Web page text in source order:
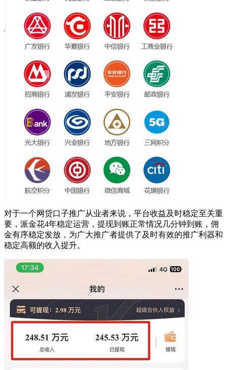
对于一个网贷口子推广从业者来说，平台收益及时稳定至关重
要，派金花4年稳定运营，提现到账正常情况几分钟到账，佣
金有序稳定发放，为广大推广者提供了及时有效的推广利器和
稳定高额的收入提升。